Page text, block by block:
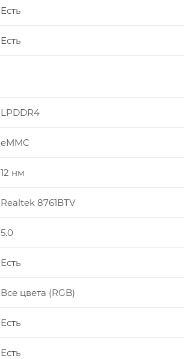
Есть
Есть
LPDDR4
eMMC
12 нм
Realtek 8761BTV
5.0
Есть
Все цвета (RGB)
Есть
Есть